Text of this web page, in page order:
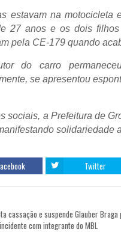
estavam na motocicleta
27 anos e os dois
pela CE-179 quando
do carro
se apresentou
sociais, a Prefeitura de
solidariedade
Twitter
cassação e suspende Glauber Braga
com integrante do MBL